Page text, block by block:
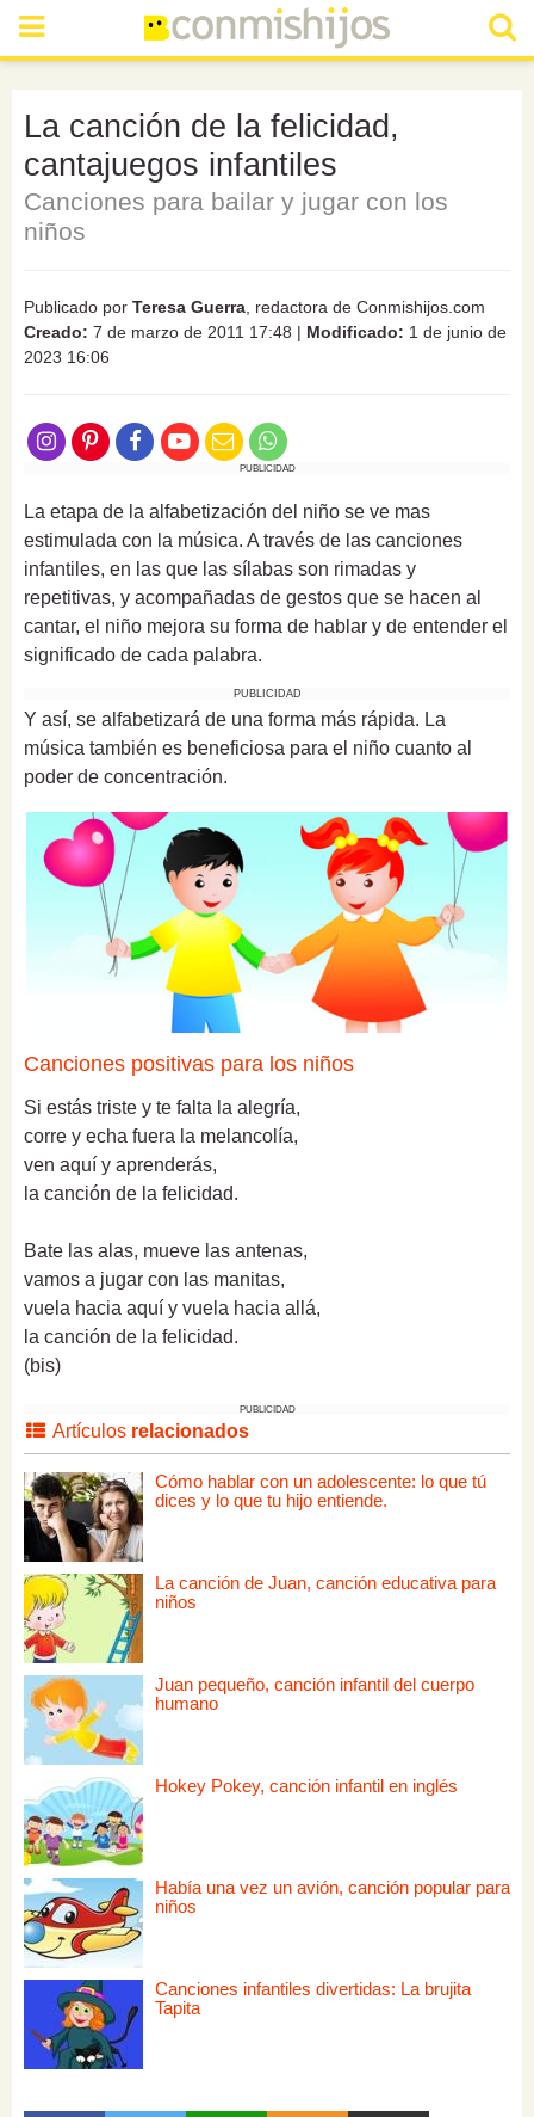
La canción de la felicidad,
cantajuegos infantiles
Canciones para bailar y jugar con los
niños
Publicado por Teresa Guerra , redactora de Conmishijos.com
Creado: 7 de marzo de 2011 17:48 | Modificado: 1 de junio de
2023 16:06
PUBLICIDAD
La etapa de la alfabetización del niño se ve mas
estimulada con la música. A través de las canciones
infantiles, en las que las sílabas son rimadas y
repetitivas, y acompañadas de gestos que se hacen al
cantar, el niño mejora su forma de hablar y de entender el
significado de cada palabra.
PUBLICIDAD
Y así, se alfabetizará de una forma más rápida. La
música también es beneficiosa para el niño cuanto al
poder de concentración.
Canciones positivas para los niños
Si estás triste y te falta la alegría,
corre y echa fuera la melancolía,
ven aquí y aprenderás,
la canción de la felicidad.
Bate las alas, mueve las antenas,
vamos a jugar con las manitas,
vuela hacia aquí y vuela hacia allá,
la canción de la felicidad.
(bis)
PUBLICIDAD
Artículos relacionados
Cómo hablar con un adolescente: lo que tú
dices y lo que tu hijo entiende.
La canción de Juan, canción educativa para
niños
Juan pequeño, canción infantil del cuerpo
humano
Hokey Pokey, canción infantil en inglés
Había una vez un avión, canción popular para
niños
Canciones infantiles divertidas: La brujita
Tapita